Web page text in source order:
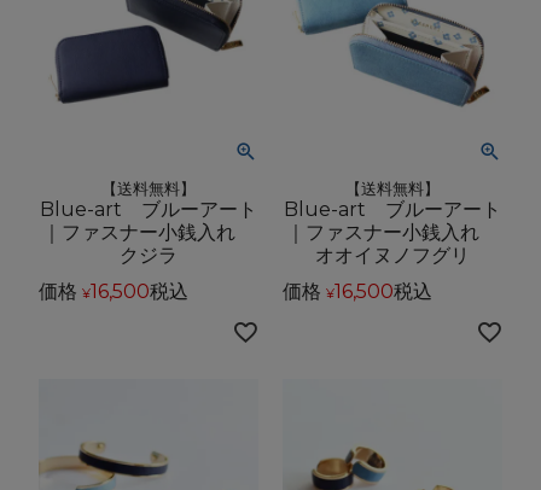
【送料無料】
Blue-art ブルーアート
｜ファスナー小銭入れ
クジラ
価格 ¥16,500税込
【送料無料】
Blue-art ブルーアート
｜ファスナー小銭入れ
オオイヌノフグリ
価格 ¥16,500税込